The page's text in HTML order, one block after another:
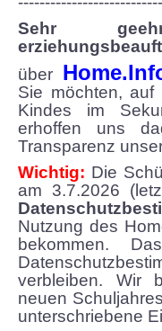
Anmeldung bei
Anmeldung für
Merkblatt zur
Konzeption
Termine
Unsere Partner
Sehr
über
Sie möchten, auf
Kindes im
erhoffen uns
Transparenz
Wichtig: Die
am 3.7.2026
Nutzung des
bekommen.
verbleiben. Wir
neuen
unterschriebene